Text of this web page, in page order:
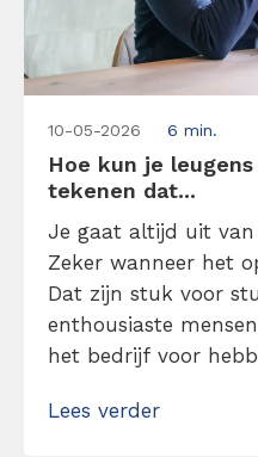
10-05-2026 6 min.
Hoe kun je
tekenen dat...
Je gaat altijd uit
Zeker wanneer het
Dat zijn stuk voor
enthousiaste
het bedrijf voor
eigenlijk, maar
Lees verder